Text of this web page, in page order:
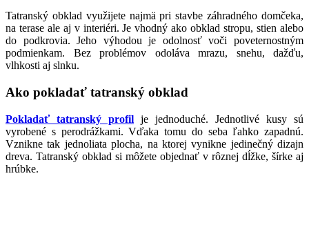
Tatranský obklad využijete najmä pri stavbe záhradného domčeka,
na terase ale aj v interiéri. Je vhodný ako obklad stropu, stien alebo
do podkrovia. Jeho výhodou je odolnosť voči poveternostným
podmienkam. Bez problémov odoláva mrazu, snehu, dažďu,
vlhkosti aj slnku.
Ako pokladať tatranský obklad
Pokladať tatranský profil je jednoduché. Jednotlivé kusy sú
vyrobené s perodrážkami. Vďaka tomu do seba ľahko zapadnú.
Vznikne tak jednoliata plocha, na ktorej vynikne jedinečný dizajn
dreva. Tatranský obklad si môžete objednať v rôznej dĺžke, šírke aj
hrúbke.